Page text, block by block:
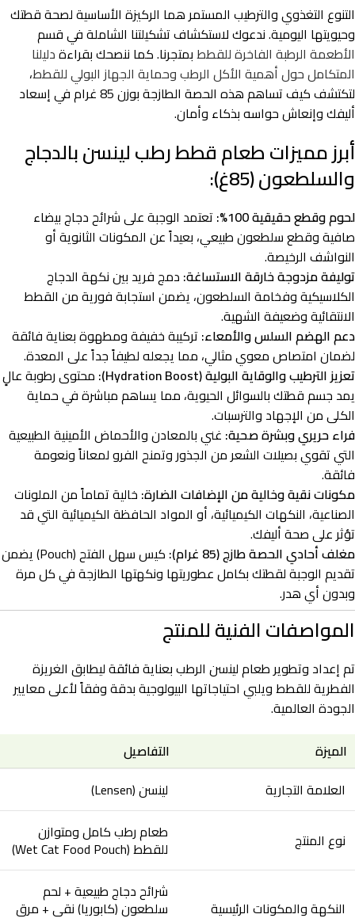
التنوع التغذوي والترطيب المستمر هما الركيزة الأساسية لصحة قطتك
وحيويتها اليومية. ندعوك لاستكشاف تشكيلتنا الشاملة في قسم
الأطعمة الرطبة الفاخرة للقططبمتجرنا. كما ننصحك بقراءةدليلنا
المتكامل حول أهمية الأكل الرطب وحماية الجهاز البولي للقطط،
لتكتشف كيف تساهم هذه الحصة الطازجة بوزن 85 غرام في إسعاد
أليفك وإنعاش حواسه بذكاء وأمان.
أبرز مميزات طعام قطط رطب لينسن بالدجاج
والسلطعون (85غ):
لحوم وقطع حقيقية 100%:
تعتمد الوجبة على شرائح دجاج بيضاء
صافية وقطع سلطعون طبيعي، بعيداً عن المكونات الثانوية أو
النواشف الرخيصة.
توليفة مزدوجة خارقة الاستساغة: دمج فريد بين نكهة الدجاج
الكلاسيكية وفخامة السلطعون، يضمن استجابة فورية من القطط
الانتقائية وضعيفة الشهية.
دعم الهضم السلس والأمعاء: تركيبة خفيفة ومطهوة بعناية فائقة
لضمان امتصاص معوي مثالي، مما يجعله لطيفاً جداً على المعدة.
تعزيز الترطيب والوقاية البولية (Hydration Boost):
محتوى رطوبة عالٍ
يمد جسم قطتك بالسوائل الحيوية، مما يساهم مباشرة في حماية
الكلى من الإجهاد والترسبات.
فراء حريري وبشرة صحية: غني بالمعادن والأحماض الأمينية الطبيعية
التي تقوي بصيلات الشعر من الجذور وتمنح الفرو لمعاناً ونعومة
فائقة.
مكونات نقية وخالية من الإضافات الضارة: خالية تماماً من الملونات
الصناعية، النكهات الكيميائية، أو المواد الحافظة الكيميائية التي قد
تؤثر على صحة أليفك.
مغلف أحادي الحصة طازج (85 غرام):
كيس سهل الفتح (Pouch) يضمن
تقديم الوجبة لقطتك بكامل عطوريتها ونكهتها الطازجة في كل مرة
وبدون أي هدر.
المواصفات الفنية للمنتج
تم إعداد وتطوير طعام لينسن الرطب بعناية فائقة ليطابق الغريزة
الفطرية للقطط ويلبي احتياجاتها البيولوجية بدقة وفقاً لأعلى معايير
الجودة العالمية.
الميزة
التفاصيل
العلامة التجارية
لينسن (Lensen)
نوع المنتج طعام رطب كامل ومتوازن
للقطط (Wet Cat Food Pouch)
النكهة والمكونات الرئيسية
شرائح دجاج طبيعية + لحم
سلطعون (كابوريا) نقي + مرق